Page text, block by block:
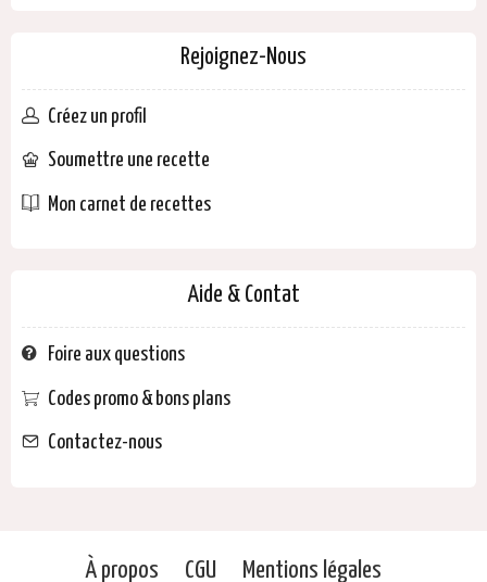
Rejoignez-Nous
Créez un profil
Soumettre une recette
Mon carnet de recettes
Aide & Contat
Foire aux questions
Codes promo & bons plans
Contactez-nous
À propos CGU Mentions légales